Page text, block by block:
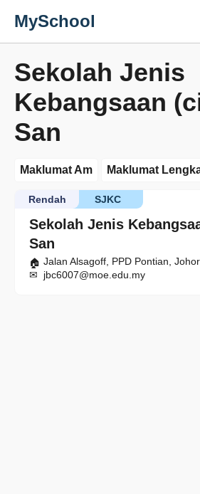
MySchool
Sekolah Jenis
Kebangsaan
San
Maklumat Am Maklumat
Sekolah Jenis
San
SJKC
Rendah
Jalan Alsagoff, PPD Pontian, Johor
jbc6007@moe.edu.my